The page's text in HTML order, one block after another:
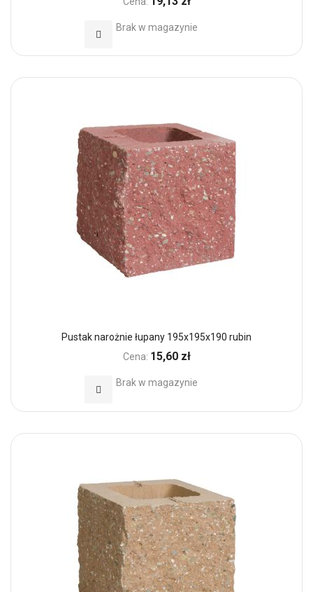
Brak w magazynie
Dodaj do Ulubionych
Pustak narożnie łupany 195x195x190 rubin
Cena: 15,60 zł
Brak w magazynie
Dodaj do Ulubionych